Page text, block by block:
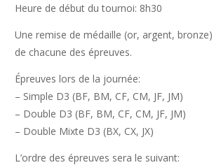
Heure de début du tournoi: 8h30
Une remise de médaille (or, argent,
de chacune des épreuves.
Épreuves lors de la journée:
– Simple D3 (BF, BM, CF, CM, JF, JM)
– Double D3 (BF, BM, CF, CM, JF, JM)
– Double Mixte D3 (BX, CX, JX)
L’ordre des épreuves sera le suivant: